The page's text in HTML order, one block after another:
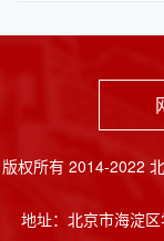
版权所有 2014-2022
地址：北京市海淀